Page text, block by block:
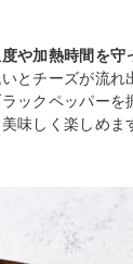
や加熱時間を守
とチーズが流れ
ックペッパーを
味しく楽しめま